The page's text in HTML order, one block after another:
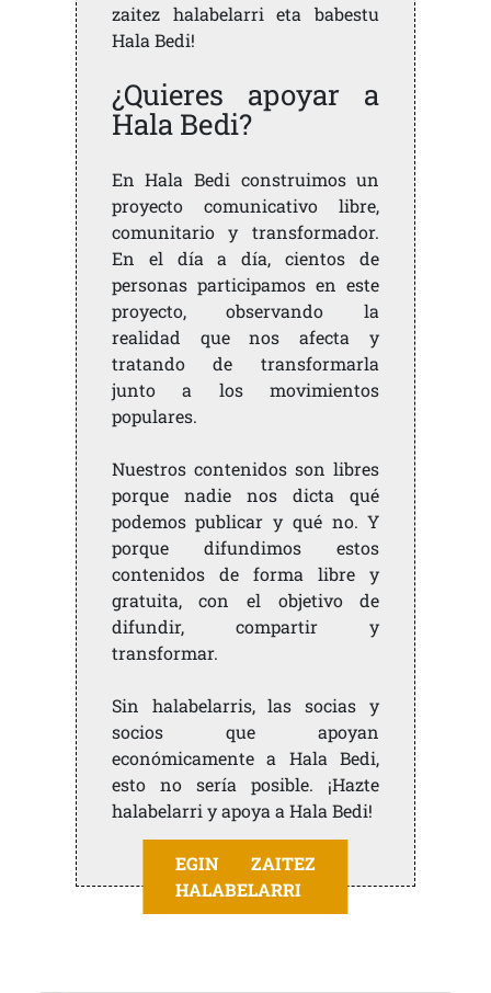
zaitez halabelarri eta babestu
Hala Bedi!
¿Quieres apoyar a
Hala Bedi?
En Hala Bedi construimos un
proyecto comunicativo libre,
comunitario y transformador.
En el día a día, cientos de
personas participamos en este
proyecto, observando la
realidad que nos afecta y
tratando de transformarla
junto a los movimientos
populares.
Nuestros contenidos son libres
porque nadie nos dicta qué
podemos publicar y qué no. Y
porque difundimos estos
contenidos de forma libre y
gratuita, con el objetivo de
difundir, compartir y
transformar.
Sin halabelarris, las socias y
socios que apoyan
económicamente a Hala Bedi,
esto no sería posible. ¡Hazte
halabelarri y apoya a Hala Bedi!
EGIN ZAITEZ
HALABELARRI